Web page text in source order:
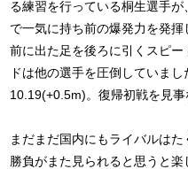
る練習を行っている桐生選手
で一気に持ち前の爆発力を発揮
前に出た足を後ろに引くスピ
ドは他の選手を圧倒していま
10.19(+0.5m)。復帰初戦を見事
まだまだ国内にもライバルは
勝負がまた見られると思うと楽